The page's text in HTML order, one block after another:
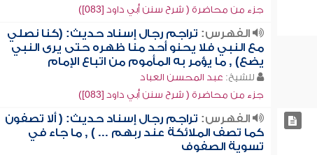
جزء من محاضرة ( شرح سنن أبي داود [083])
الفهرس: تراجم رجال إسناد حديث: (كنا نصلي
مع النبي فلا يحنو أحد منا ظهره حتى يرى النبي
يضع) , ما يؤمر به المأموم من اتباع الإمام
للشيخ: عبد المحسن العباد
جزء من محاضرة ( شرح سنن أبي داود [083])
الفهرس: تراجم رجال إسناد حديث: ( ألا تصفون
كما تصف الملائكة عند ربهم ... ) , ما جاء في
تسوية الصفوف